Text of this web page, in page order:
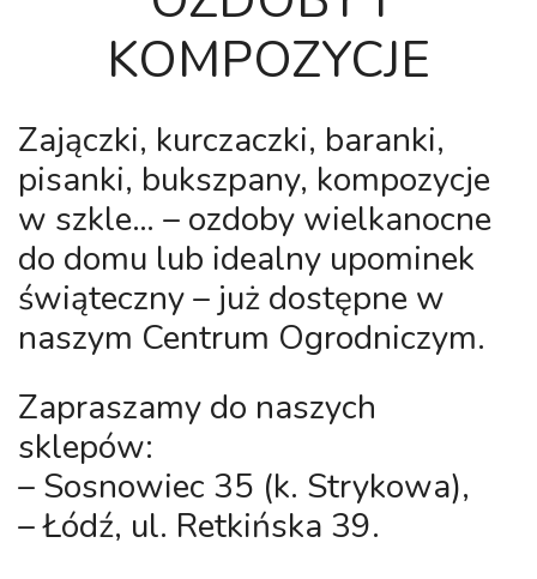
KOMPOZYCJE
Zajączki, kurczaczki, baranki,
pisanki, bukszpany, kompozycje
w szkle… – ozdoby wielkanocne
do domu lub idealny upominek
świąteczny – już dostępne w
naszym Centrum Ogrodniczym.
Zapraszamy do naszych
sklepów:
– Sosnowiec 35 (k. Strykowa),
– Łódź, ul. Retkińska 39.